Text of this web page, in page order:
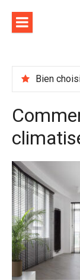
contenu